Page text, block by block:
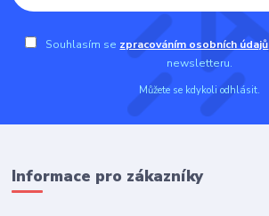
Souhlasím se zpracováním osobních údajů
newsletteru.
Můžete se kdykoli odhlásit.
Informace pro zákazníky